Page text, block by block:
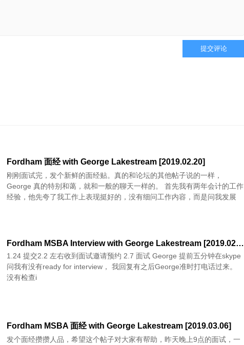
提交评论
Fordham 面经 with George Lakestream [2019.02.20]
刚刚面试完，发个新鲜的面经贴。真的和论坛的其他帖子说的一样，
George 真的特别和蔼，就和一般的聊天一样的。 首先我有两年会计的工作
经验，他先夸了我工作上表现挺好的，没有细问工作内容，而是问我发展
Fordham MSBA Interview with George Lakestream [2019.02.07]
1.24 提交2.2 左右收到面试邀请预约 2.7 面试 George 提前五分钟在skype
问我有没有ready for interview， 我回复有之后George准时打电话过来。
没有检查i
Fordham MSBA 面经 with George Lakestream [2019.03.06]
发个面经攒攒人品，希望这个帖子对大家有帮助，昨天晚上9点的面试，一